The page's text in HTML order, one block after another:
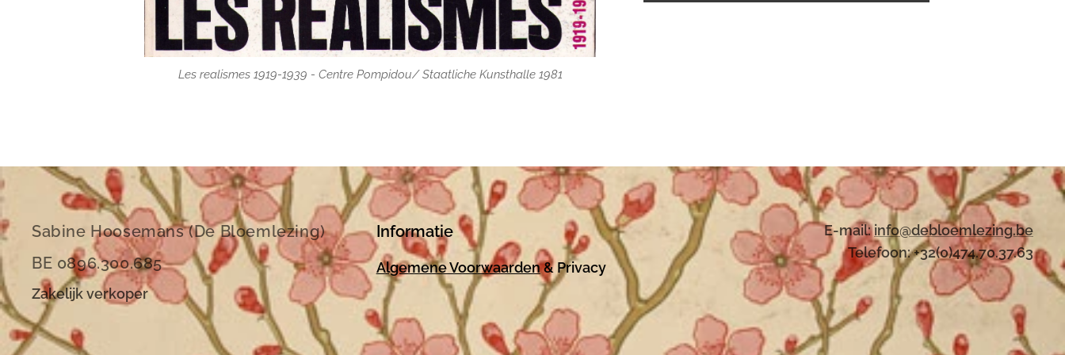
Les realismes 1919-1939 - Centre Pompidou/ Staatliche Kunsthalle 1981
Sabine Hoosemans (De Bloemlezing)
BE 0896.300.685
Zakelijk verkoper
Informatie
Algemene Voorwaarden& Privacy
E-mail:info@debloemlezing.be
Telefoon: +32(0)474.70.37.63